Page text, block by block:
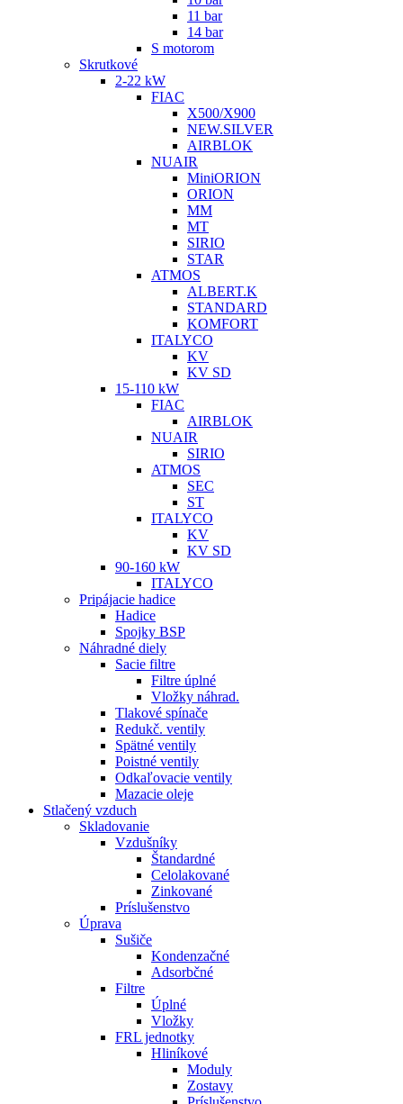
11 bar
14 bar
S motorom
Skrutkové
2-22 kW
FIAC
X500/X900
NEW.SILVER
AIRBLOK
NUAIR
MiniORION
ORION
MM
MT
SIRIO
STAR
ATMOS
ALBERT.K
STANDARD
KOMFORT
ITALYCO
KV
KV SD
15-110 kW
FIAC
AIRBLOK
NUAIR
SIRIO
ATMOS
SEC
ST
ITALYCO
KV
KV SD
90-160 kW
ITALYCO
Pripájacie hadice
Hadice
Spojky BSP
Náhradné diely
Sacie filtre
Filtre úplné
Vložky náhrad.
Tlakové spínače
Redukč. ventily
Spätné ventily
Poistné ventily
Odkaľovacie ventily
Mazacie oleje
Stlačený vzduch
Skladovanie
Vzdušníky
Štandardné
Celolakované
Zinkované
Príslušenstvo
Úprava
Sušiče
Kondenzačné
Adsorbčné
Filtre
Úplné
Vložky
FRL jednotky
Hliníkové
Moduly
Zostavy